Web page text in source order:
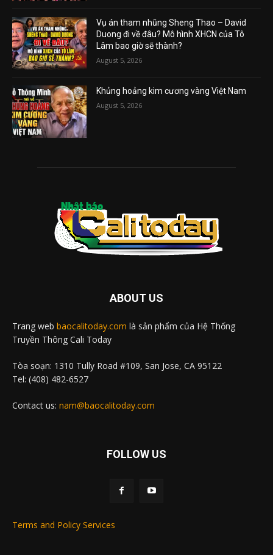
Vụ án tham nhũng Sheng Thao – David
Duong đi về đâu? Mô hình XHCN của Tô
Lâm bao giờ sẽ thành?
August 5, 2026
Khủng hoảng kim cương vàng Việt Nam
August 5, 2026
ABOUT US
Trang web baocalitoday.com là sản phẩm của Hệ Thống
Truyền Thông Cali Today
Tòa soạn: 1310 Tully Road #109, San Jose, CA 95122
Tel: (408) 482-6527
Contact us: nam@baocalitoday.com
FOLLOW US
Terms and Policy Services